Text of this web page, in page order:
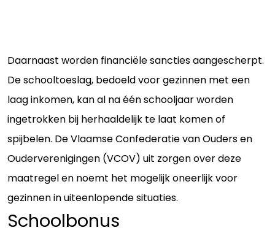
Daarnaast worden financiële sancties aangescherpt.
De schooltoeslag, bedoeld voor gezinnen met een
laag inkomen, kan al na één schooljaar worden
ingetrokken bij herhaaldelijk te laat komen of
spijbelen. De Vlaamse Confederatie van Ouders en
Ouderverenigingen (VCOV) uit zorgen over deze
maatregel en noemt het mogelijk oneerlijk voor
gezinnen in uiteenlopende situaties.
Schoolbonus